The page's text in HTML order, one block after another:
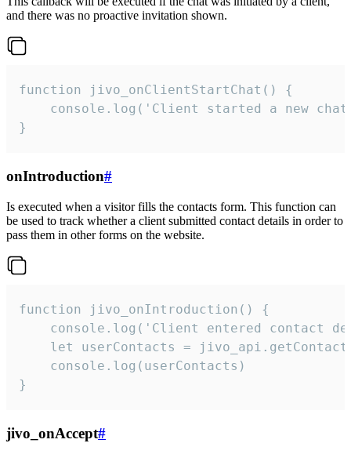
and there was no proactive invitation shown.
function jivo_onClientStartChat() {
console.log('Client started a new
}
onIntroduction#
Is executed when a visitor fills the contacts form. This function can
be used to track whether a client submitted contact details in order to
pass them in other forms on the website.
function jivo_onIntroduction() {
console.log('Client entered contact
let userContacts =
    console.log(userContacts)
}
jivo_onAccept#